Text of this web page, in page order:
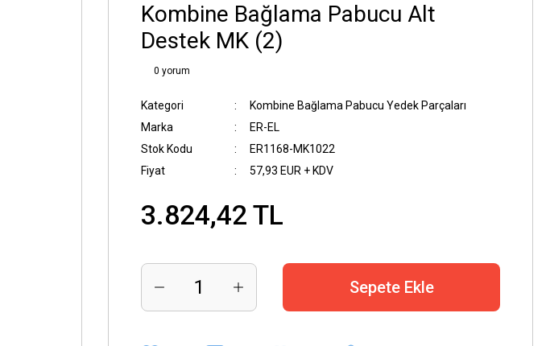
Kombine Bağlama Pabucu Alt
Destek MK (2)
0 yorum
Kategori
Kombine Bağlama Pabucu Yedek Parçaları
Marka
ER-EL
Stok Kodu
ER1168-MK1022
Fiyat
57,93 EUR + KDV
3.824,42 TL
Sepete Ekle